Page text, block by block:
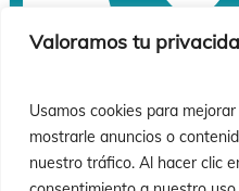
Valoramos tu
Usamos cookies para
mostrarle anuncios o
nuestro tráfico. Al hacer clic